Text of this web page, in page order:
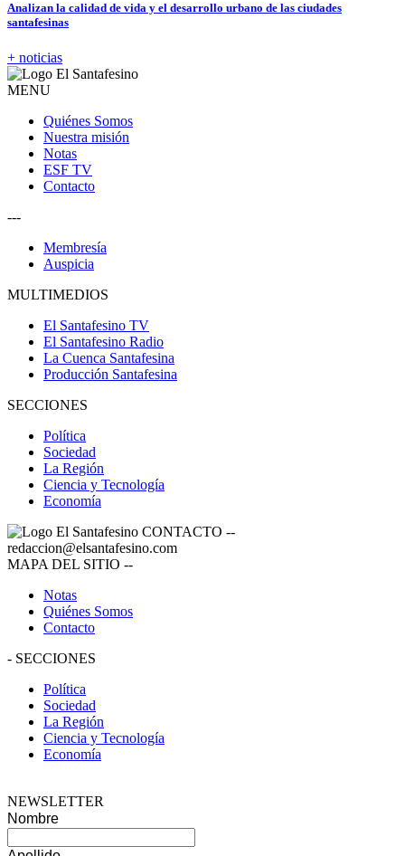
Analizan la calidad de vida y el desarrollo urbano de las ciudades
santafesinas
+ noticias
MENU
Quiénes Somos
Nuestra misión
Notas
ESF TV
Contacto
---
Membresía
Auspicia
MULTIMEDIOS
El Santafesino TV
El Santafesino Radio
La Cuenca Santafesina
Producción Santafesina
SECCIONES
Política
Sociedad
La Región
Ciencia y Tecnología
Economía
CONTACTO --
redaccion@elsantafesino.com
MAPA DEL SITIO --
Notas
Quiénes Somos
Contacto
- SECCIONES
Política
Sociedad
La Región
Ciencia y Tecnología
Economía
NEWSLETTER
Nombre